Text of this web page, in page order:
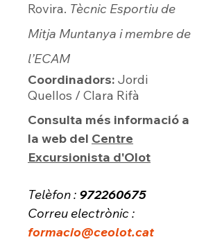
Rovira. Tècnic Esportiu de
Mitja Muntanya i membre de
l’ECAM
Coordinadors: Jordi
Quellos / Clara Rifà
Consulta més informació a
la web del Centre
Excursionista d'Olot
Telèfon : 972260675
Correu electrònic :
formacio@ceolot.cat